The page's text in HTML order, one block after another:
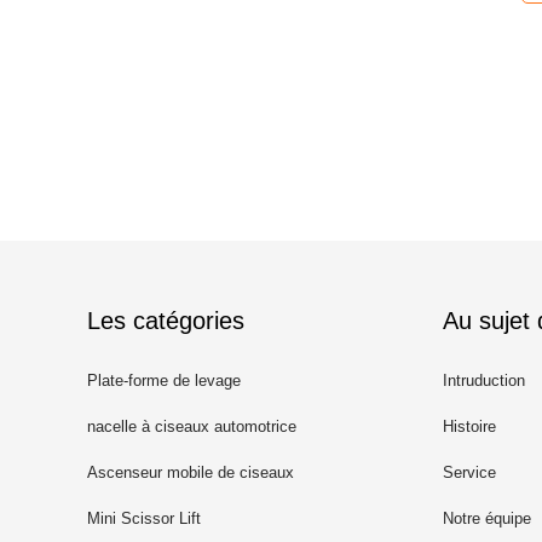
Les catégories
Plate-forme de levage
hydraulique
nacelle à ciseaux automotrice
Ascenseur mobile de ciseaux
Mini Scissor Lift
Au sujet
Intruduction
Histoire
Service
Notre équipe